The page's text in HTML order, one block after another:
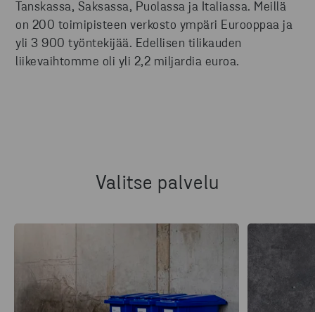
Tanskassa, Saksassa, Puolassa ja Italiassa. Meillä
on 200 toimipisteen verkosto ympäri Eurooppaa ja
yli 3 900 työntekijää. Edellisen tilikauden
liikevaihtomme oli yli 2,2 miljardia euroa.
Valitse palvelu